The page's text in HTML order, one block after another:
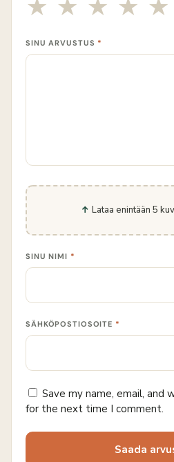
SINU ARVUSTUS *
Lataa enintään 5
SINU NIMI *
SÄHKÖPOSTIOSOITE *
Save my name, email, and
for the next time I comment.